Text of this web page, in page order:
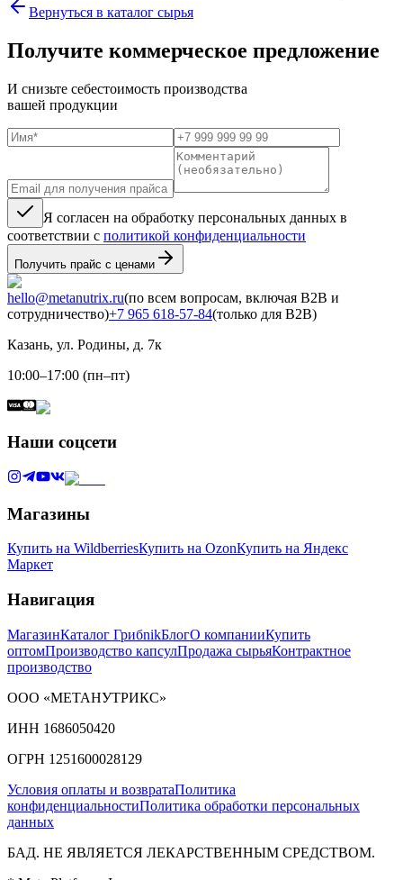
Вернуться в каталог сырья
Получите коммерческое предложение
И снизьте себестоимость производства
вашей продукции
Я согласен на обработку персональных данных в
соответствии с политикой конфиденциальности
Получить прайс с ценами
hello@metanutrix.ru(по всем вопросам, включая B2B и
сотрудничество)+7 965 618-57-84(только для B2B)
Казань, ул. Родины, д. 7к
10:00–17:00 (пн–пт)
Наши соцсети
Магазины
Купить на WildberriesКупить на OzonКупить на Яндекс
Маркет
Навигация
МагазинКаталог ГрибnikБлогО компанииКупить
оптомПроизводство капсулПродажа сырьяКонтрактное
производство
ООО «МЕТАНУТРИКС»
ИНН 1686050420
ОГРН 1251600028129
Условия оплаты и возвратаПолитика
конфиденциальностиПолитика обработки персональных
данных
БАД. НЕ ЯВЛЯЕТСЯ ЛЕКАРСТВЕННЫМ СРЕДСТВОМ.